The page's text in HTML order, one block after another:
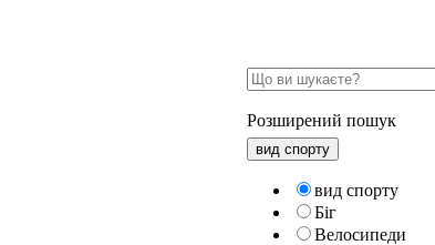
Розширений пошук
вид спорту
вид спорту
Біг
Велосипеди